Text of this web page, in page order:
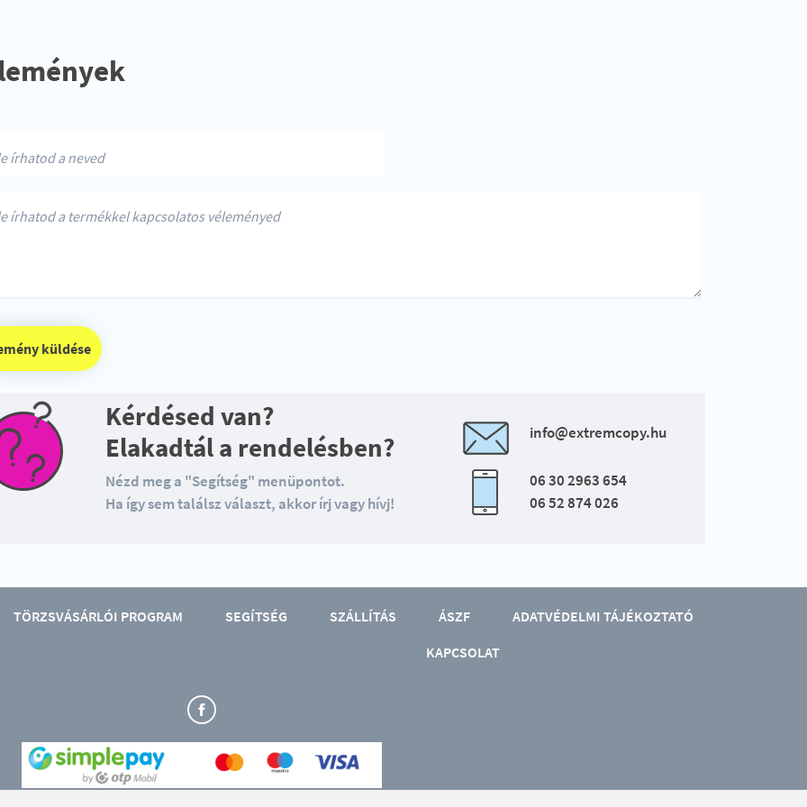
vélemény küldése
Kérdésed van?
Elakadtál a rendelésben?
Nézd meg a "Segítség" menüpontot.
Ha így sem találsz választ, akkor írj vagy hívj!
info@extremcopy.hu
06 30 2963 654
06 52 874 026
TÖRZSVÁSÁRLÓI PROGRAM SEGÍTSÉG SZÁLLÍTÁS ÁSZF
ADATVÉDELMI TÁJÉKOZTATÓ
KAPCSOLAT